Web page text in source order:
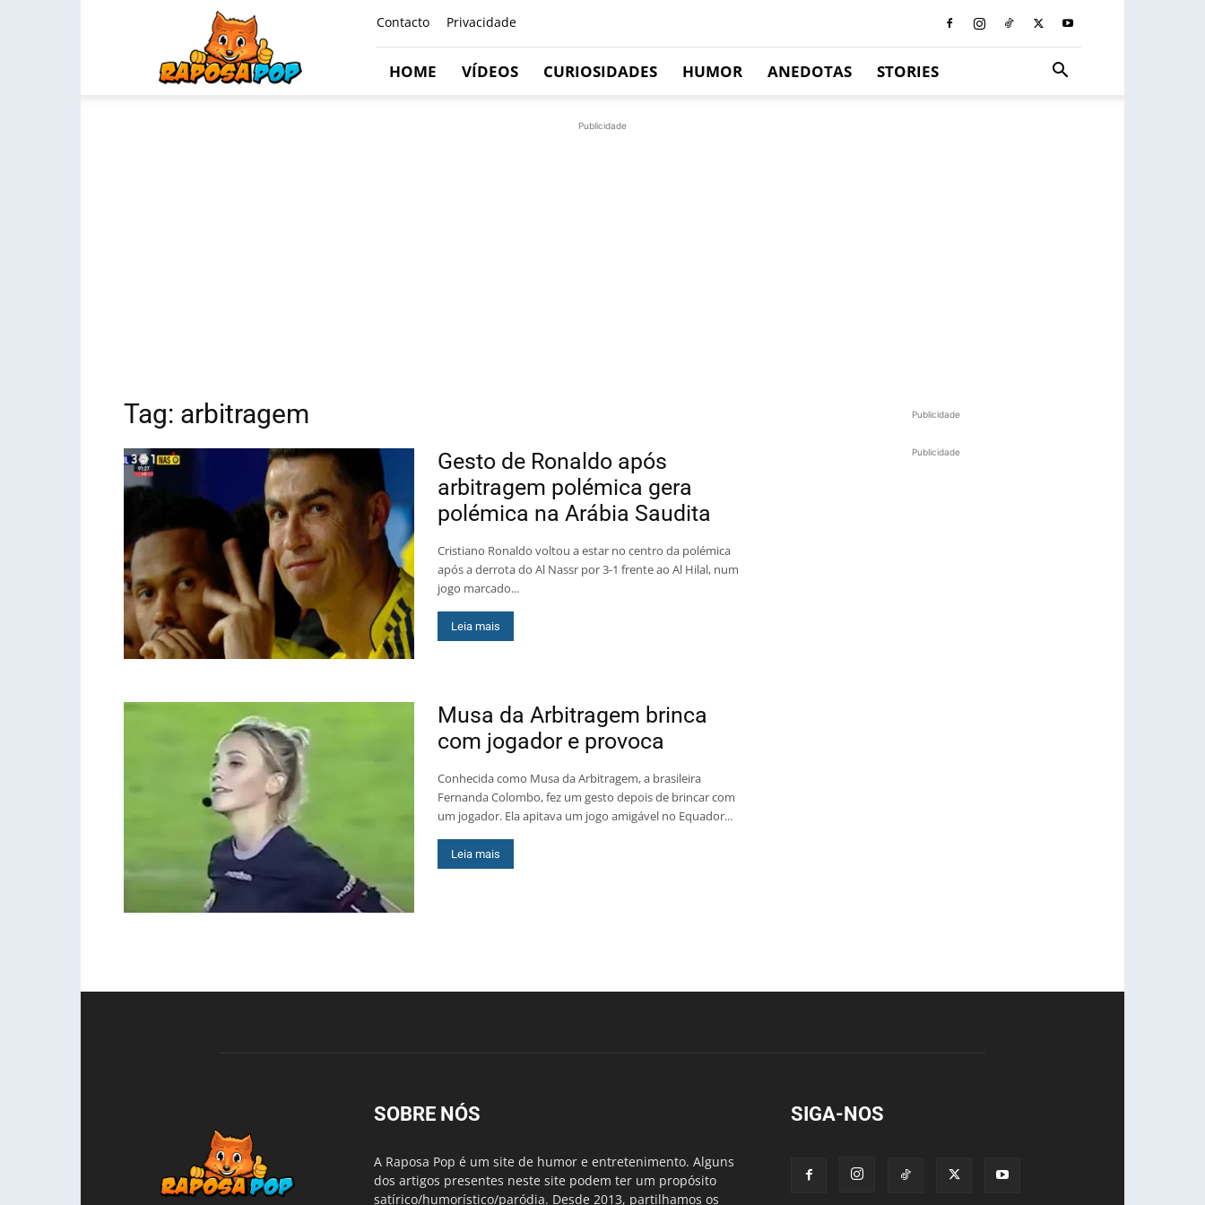
Contacto Privacidade
HOME VÍDEOS CURIOSIDADES HUMOR ANEDOTAS STORIES
Publicidade
Tag: arbitragem
Gesto de Ronaldo após
arbitragem polémica gera
polémica na Arábia Saudita
Cristiano Ronaldo voltou a estar no centro da polémica
após a derrota do Al Nassr por 3-1 frente ao Al Hilal, num
jogo marcado...
Leia mais
Musa da Arbitragem brinca
com jogador e provoca
Conhecida como Musa da Arbitragem, a brasileira
Fernanda Colombo, fez um gesto depois de brincar com
um jogador. Ela apitava um jogo amigável no Equador...
Leia mais
Publicidade
Publicidade
SOBRE NÓS
A Raposa Pop é um site de humor e entretenimento. Alguns
dos artigos presentes neste site podem ter um propósito
satírico/humorístico/paródia. Desde 2013, partilhamos os
SIGA-NOS